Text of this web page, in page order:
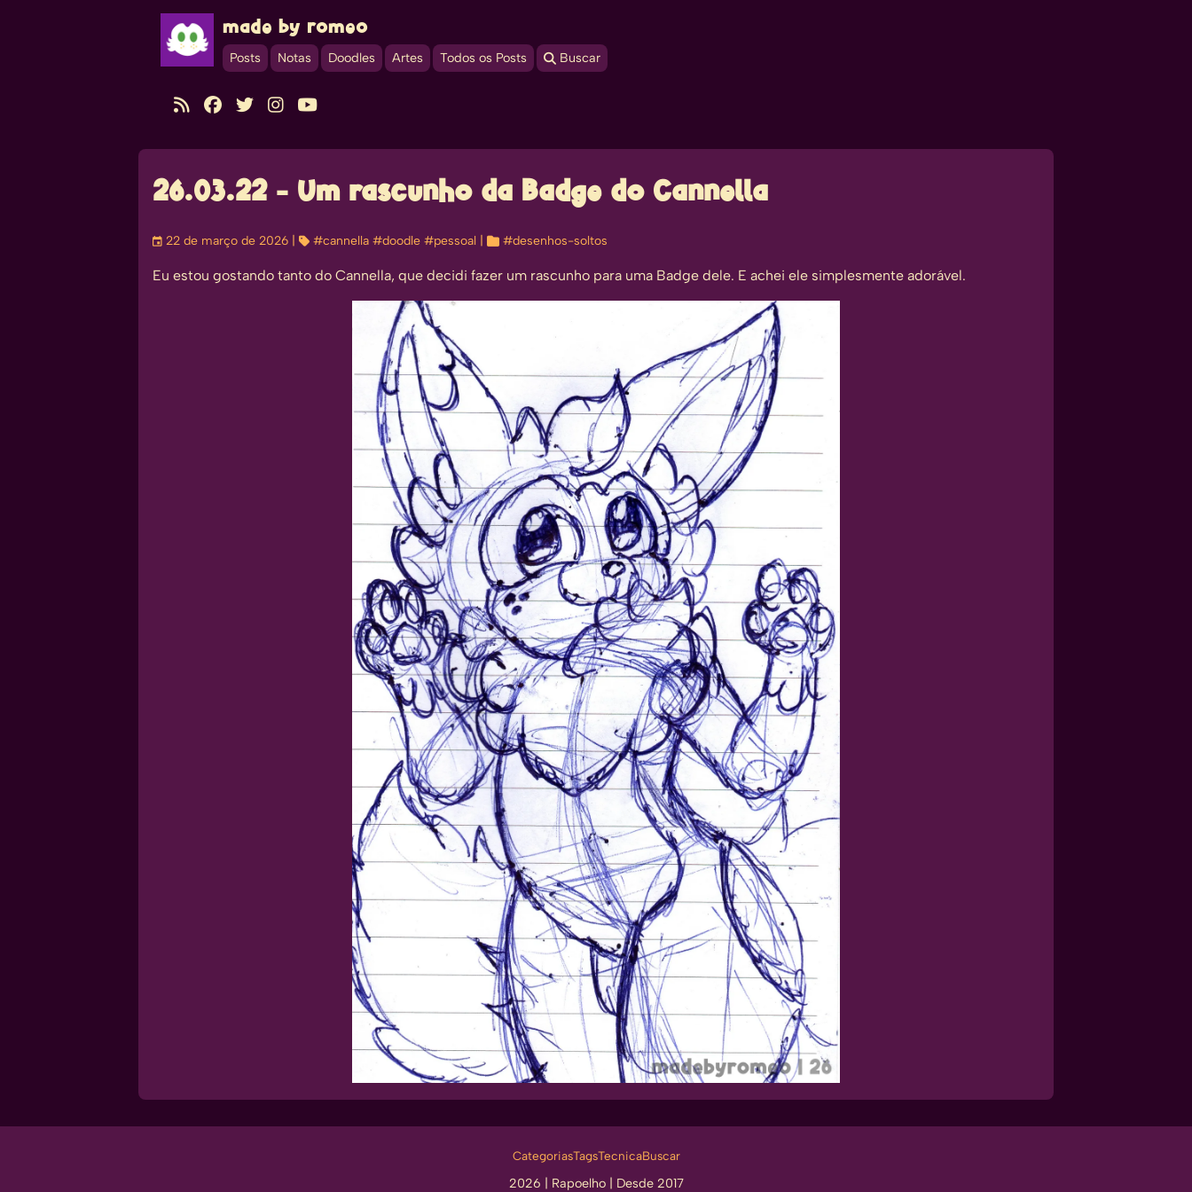
made by romeo
Posts Notas Doodles Artes Todos os Posts  Buscar
    
26.03.22 - Um rascunho da Badge do Cannella
󰃭 22 de março de 2026 |  #cannella #doodle #pessoal |  #desenhos-soltos
Eu estou gostando tanto do Cannella, que decidi fazer um rascunho para uma Badge dele. E achei ele simplesmente adorável.
CategoriasTagsTecnicaBuscar
2026 | Rapoelho| Desde 2017